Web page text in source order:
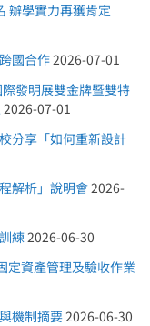
辦學實力再獲肯定
國合作2026-07-01
發明展雙金牌暨雙特
2026-07-01
分享「如何重新設計
解析」說明會2026-
練2026-06-30
定資產管理及驗收作業
機制摘要2026-06-30